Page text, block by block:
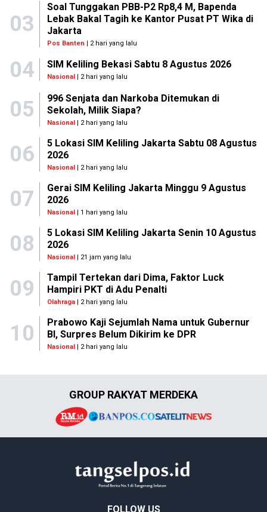
03
Soal Tunggakan PBB-P2 Rp8,4 M, Bapenda
Lebak Bakal Tagih ke Kantor Pusat PT Wika di
Jakarta
Pos Banten | 2 hari yang lalu
04 SIM Keliling Bekasi Sabtu 8 Agustus 2026
Nasional | 2 hari yang lalu
05
996 Senjata dan Narkoba Ditemukan di
Sekolah, Milik Siapa?
Nasional| 2 hari yang lalu
06
5 Lokasi SIM Keliling Jakarta Sabtu 08 Agustus
2026
Nasional| 2 hari yang lalu
07
Gerai SIM Keliling Jakarta Minggu 9 Agustus
2026
Nasional| 1 hari yang lalu
08
5 Lokasi SIM Keliling Jakarta Senin 10 Agustus
2026
Nasional| 21 jam yang lalu
09
Tampil Tertekan dari Dima, Faktor Luck
Hampiri PKT di Adu Penalti
Olahraga| 2 hari yang lalu
10
Prabowo Kaji Sejumlah Nama untuk Gubernur
BI, Surpres Belum Dikirim ke DPR
Nasional| 2 hari yang lalu
GROUP RAKYAT MERDEKA
FOLLOW US